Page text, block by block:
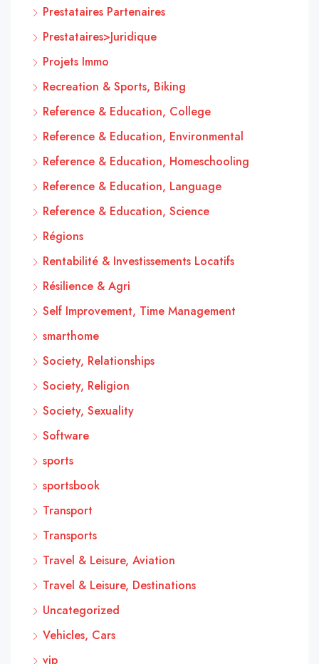
Prestataires Partenaires
Prestataires>Juridique
Projets Immo
Recreation & Sports, Biking
Reference & Education, College
Reference & Education, Environmental
Reference & Education, Homeschooling
Reference & Education, Language
Reference & Education, Science
Régions
Rentabilité & Investissements Locatifs
Résilience & Agri
Self Improvement, Time Management
smarthome
Society, Relationships
Society, Religion
Society, Sexuality
Software
sports
sportsbook
Transport
Transports
Travel & Leisure, Aviation
Travel & Leisure, Destinations
Uncategorized
Vehicles, Cars
vip